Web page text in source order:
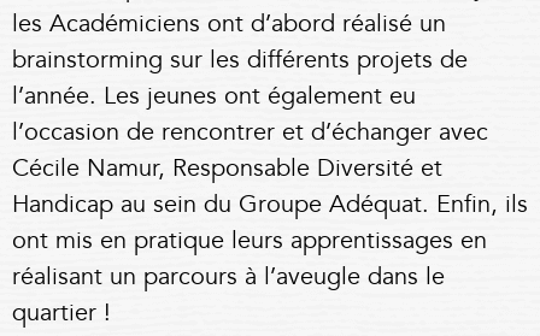
les Académiciens ont d’abord réalisé un
brainstorming sur les différents projets de
l’année. Les jeunes ont également eu
l’occasion de rencontrer et d’échanger avec
Cécile Namur, Responsable Diversité et
Handicap au sein du Groupe Adéquat. Enfin, ils
ont mis en pratique leurs apprentissages en
réalisant un parcours à l’aveugle dans le
quartier !